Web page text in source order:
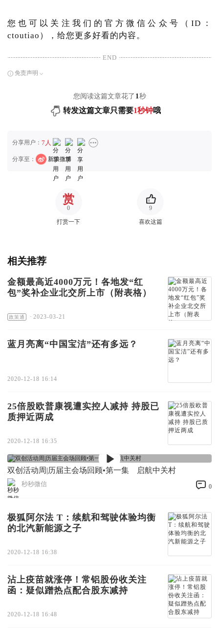
您也可以关注我们的官方微信公众号（ID：
ctoutiao），给您更多好看的内容。
END
免责声明
您阅读这篇文章花了 1秒
转发这篇文章只需要1秒钟哦
分享用户： 7人
分享至： 新浪微博
打赏一下
赏
0
喜欢这篇
9
相关推荐
金额最高近4000万元！各地发“红
包”奖补企业北交所上市（附表格）
政策通 · 2023-03-21
蓝月亮离“中国宝洁”还有多远？
2020-12-18 16:14
25倍股欧普康视遭实控人减持 持股已
质押近两成
2020-12-18 16:35
双创活动周|历届主会场回顾•第一集 启航中关村
秒秒微信 0
极狐阿尔法 T：续航和驾驶体验均衡
的北汽新能源之子
2020-12-18 16:38
沾上疫苗就涨停！常铝股份收关注
函：疑似蹭热点配合股东减持
2020-12-18 16:48